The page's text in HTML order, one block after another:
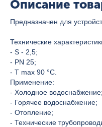
Описание
Предназначен для
Технические
- S - 2,5;
- PN 25;
- T max 90 °C.
Применение:
- Холодное водоснабжение;
- Горячее водоснабжение;
- Отопление;
- Технические